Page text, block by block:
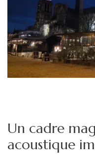
Un cadre
acoustique